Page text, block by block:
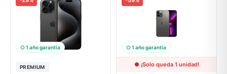
○ 1 año garantía
PREMIUM
○ 1 año garantía
● ¡Solo queda 1 unidad!